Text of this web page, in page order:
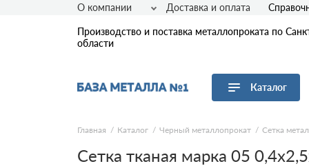
Производство и поставка металлопроката по
области
Каталог
Перейти в каталог
Арматура
О компании Доставка и оплата
Главная Каталог Черный металлопрокат Сетка
Сетка тканая марка 05